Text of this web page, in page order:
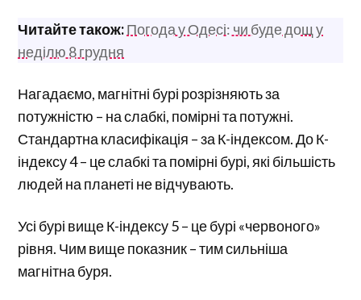
Читайте також:Погода у Одесі: чи буде дощ у
неділю 8 грудня
Нагадаємо, магнітні бурі розрізняють за
потужністю – на слабкі, помірні та потужні.
Стандартна класифікація – за К-індексом. До К-
індексу 4 – це слабкі та помірні бурі, які більшість
людей на планеті не відчувають.
Усі бурі вище К-індексу 5 – це бурі «червоного»
рівня. Чим вище показник – тим сильніша
магнітна буря.